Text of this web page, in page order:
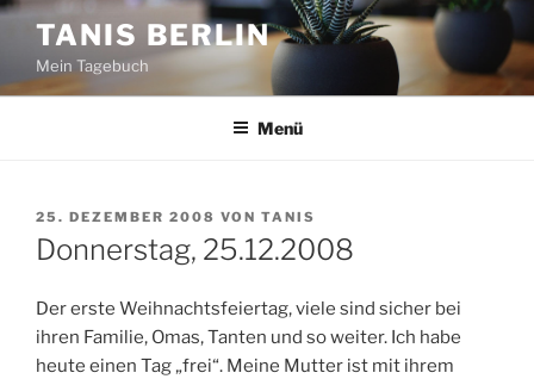
Zum
Inhalt
springen
TANIS BERLIN
Mein Tagebuch
Menü
VERÖFFENTLICHT
AM
25. DEZEMBER 2008 VON TANIS
Donnerstag, 25.12.2008
Der erste Weihnachtsfeiertag, viele sind sicher bei
ihren Familie, Omas, Tanten und so weiter. Ich habe
heute einen Tag „frei“. Meine Mutter ist mit ihrem